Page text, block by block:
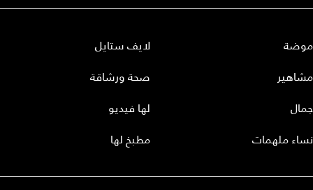
موضة
مشاهير
جمال
نساء ملهمات
لايف ستايل
صحة ورشاقة
لها فيديو
مطبخ لها